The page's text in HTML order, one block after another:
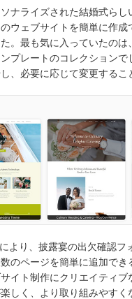
ナライズされた結婚式らし
ウェブサイトを簡単に作成
。最も気に入っていたのは
プレートのコレクションで
、必要に応じて変更するこ
より、披露宴の出欠確認フ
のページを簡単に追加でき
イト制作にクリエイティブ
しく、より取り組みやすく